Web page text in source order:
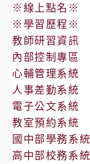
※線上點名※
※學習歷程※
教師研習資訊
內部控制專區
心輔管理系統
人事差勤系統
電子公文系統
教室預約系統
國中部學務系統
高中部校務系統